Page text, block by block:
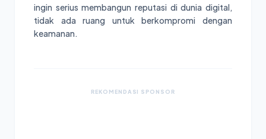
ingin serius membangun reputasi di dunia digital,
tidak ada ruang untuk berkompromi dengan
keamanan.
REKOMENDASI SPONSOR